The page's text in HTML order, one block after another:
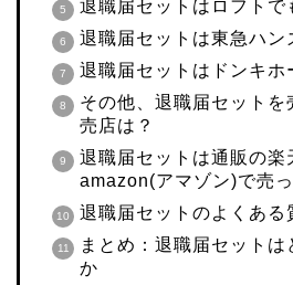
退職届セットはロフトで
退職届セットは東急ハン
退職届セットはドンキホ
その他、退職届セットを
売店は？
退職届セットは通販の楽
amazon(アマゾン)で売
退職届セットのよくある
まとめ：退職届セット
か